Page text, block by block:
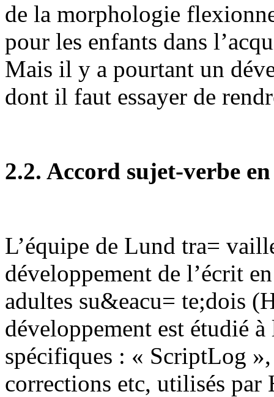
de la morphologie
pour les enfants dans
Mais il y a pourtant un
dont il faut essayer de
2.2. Accord sujet-verbe
L’équipe de Lund tra=
développement de l’écrit
adultes su&eacu= te;dois
développement est étudié
spécifiques : « ScriptLog
corrections etc, utilisés